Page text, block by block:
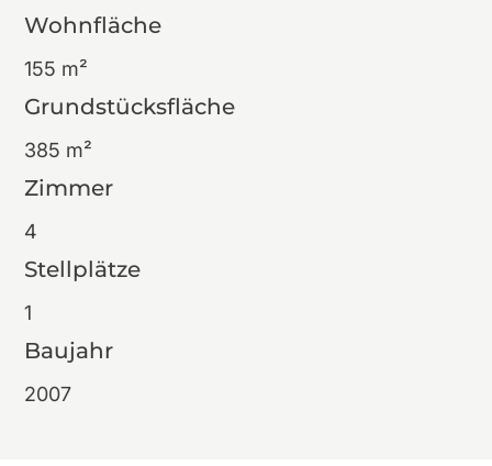
Wohnfläche
155 m²
Grundstücksfläche
385 m²
Zimmer
4
Stellplätze
1
Baujahr
2007